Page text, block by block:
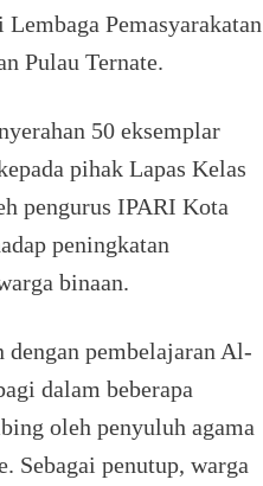
Pemasyarakatan
Pulau Ternate.
50 eksemplar
pihak Lapas Kelas
pengurus IPARI Kota
peningkatan
binaan.
pembelajaran Al-
dalam beberapa
oleh penyuluh agama
Sebagai penutup, warga